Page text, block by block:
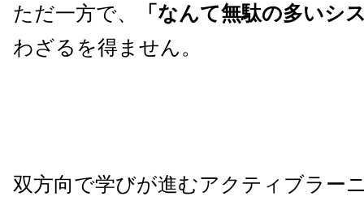
ただ一方で、
「なんて無駄の多いシ
わざるを得ません。
双方向で学びが進むアクティブラー